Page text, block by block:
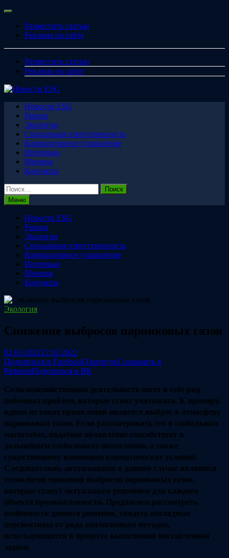
Перейти
содержимому
Меню
Разместить статью
Реклама на сайте
Разместить статью
Реклама на сайте
Новости ESG
Рынки
Экология
Социальная ответственность
Корпоративное управление
Интервью
Мнения
Контакты
Найти:
Меню
Новости ESG
Рынки
Экология
Социальная ответственность
Корпоративное управление
Интервью
Мнения
Контакты
Экология
Снижение выбросов парниковых газов
02.03.202227.02.2022
Поделиться в FacebookТвитнутьСохранить в
PinterestПоделиться в ВК
Сельскохозяйственная деятельность несет в себе ряд
побочных проблем, которые стоит учитывать. К примеру,
одним из таких проявлений является выброс в атмосферу
парниковых газов. Если рассматривать это в глобальных
масштабах, подобное проявление способствует в
дальнейшем глобальному потеплению, а также
существенному изменению климатических условий.
Следовательно, актуальными в данном случае являются
технологии снижения выбросов парниковых газов,
которые станут актуальным решением для каждого
объекта промышленности. Предлагаем рассмотреть
особенности данного решения, увидеть наглядные
перспективы от ряда аналогичным методов,
использующихся в процессе выполнения поставленной
задачи.